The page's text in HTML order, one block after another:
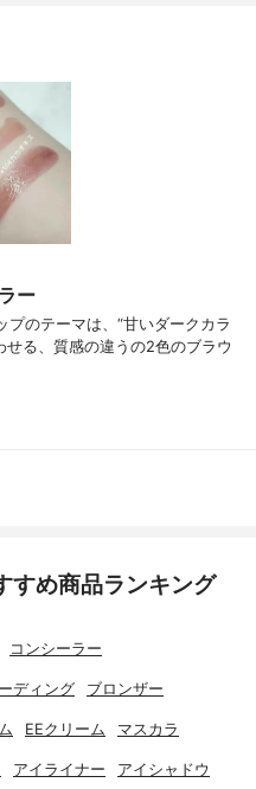
ー
のテーマは、“甘いダークカラ
せる、質感の違うの2色のブラウ
すめ商品ランキング
コンシーラー
ディング ブロンザー
EEクリーム マスカラ
アイライナー アイシャドウ